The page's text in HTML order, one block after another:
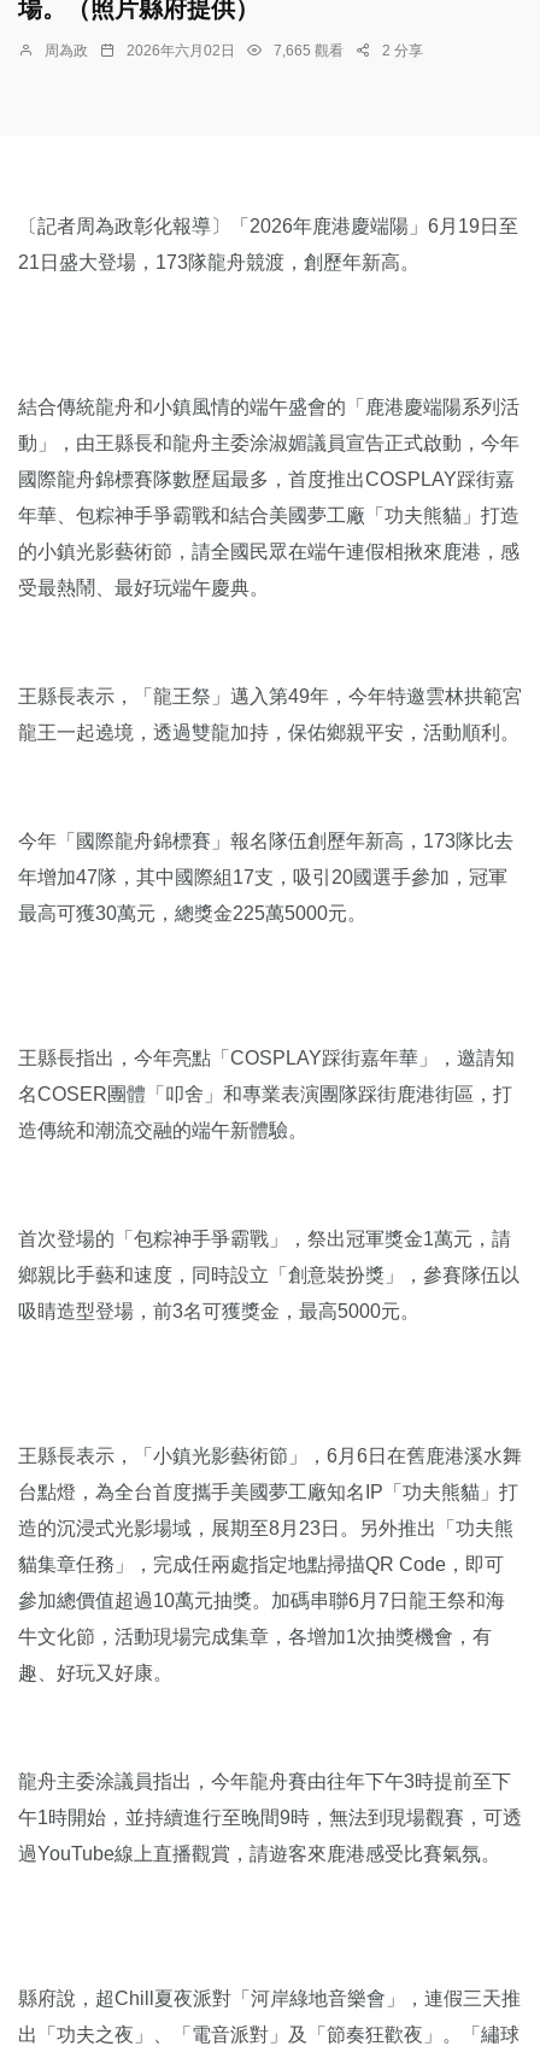
場。（照片縣府提供）
周為政 2026年六月02日 7,665 觀看 2 分享
〔記者周為政彰化報導〕「2026年鹿港慶端陽」6月19日至
21日盛大登場，173隊龍舟競渡，創歷年新高。
結合傳統龍舟和小鎮風情的端午盛會的「鹿港慶端陽系列活
動」，由王縣長和龍舟主委涂淑媚議員宣告正式啟動，今年
國際龍舟錦標賽隊數歷屆最多，首度推出COSPLAY踩街嘉
年華、包粽神手爭霸戰和結合美國夢工廠「功夫熊貓」打造
的小鎮光影藝術節，請全國民眾在端午連假相揪來鹿港，感
受最熱鬧、最好玩端午慶典。
王縣長表示，「龍王祭」邁入第49年，今年特邀雲林拱範宮
龍王一起遶境，透過雙龍加持，保佑鄉親平安，活動順利。
今年「國際龍舟錦標賽」報名隊伍創歷年新高，173隊比去
年增加47隊，其中國際組17支，吸引20國選手參加，冠軍
最高可獲30萬元，總獎金225萬5000元。
王縣長指出，今年亮點「COSPLAY踩街嘉年華」，邀請知
名COSER團體「叩舍」和專業表演團隊踩街鹿港街區，打
造傳統和潮流交融的端午新體驗。
首次登場的「包粽神手爭霸戰」，祭出冠軍獎金1萬元，請
鄉親比手藝和速度，同時設立「創意裝扮獎」，參賽隊伍以
吸睛造型登場，前3名可獲獎金，最高5000元。
王縣長表示，「小鎮光影藝術節」，6月6日在舊鹿港溪水舞
台點燈，為全台首度攜手美國夢工廠知名IP「功夫熊貓」打
造的沉浸式光影場域，展期至8月23日。另外推出「功夫熊
貓集章任務」，完成任兩處指定地點掃描QR Code，即可
參加總價值超過10萬元抽獎。加碼串聯6月7日龍王祭和海
牛文化節，活動現場完成集章，各增加1次抽獎機會，有
趣、好玩又好康。
龍舟主委涂議員指出，今年龍舟賽由往年下午3時提前至下
午1時開始，並持續進行至晚間9時，無法到現場觀賽，可透
過YouTube線上直播觀賞，請遊客來鹿港感受比賽氣氛。
縣府說，超Chill夏夜派對「河岸綠地音樂會」，連假三天推
出「功夫之夜」、「電音派對」及「節奏狂歡夜」。「繡球